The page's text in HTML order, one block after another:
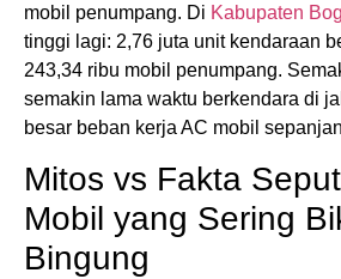
mobil penumpang. Di Kabupaten
tinggi lagi: 2,76 juta unit kendaraan
243,34 ribu mobil penumpang.
semakin lama waktu berkendara di
besar beban kerja AC mobil
Mitos vs Fakta
Mobil yang Sering
Bingung